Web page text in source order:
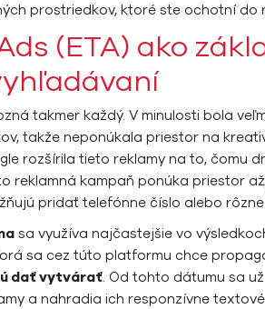
prostriedkov, ktoré ste ochotní do
(ETA) ako
takmer každý. V minulosti bola
takže neponúkala priestor na
rozšírila tieto reklamy na to, čomu
reklamná kampaň ponúka priestor
pridať telefónne číslo alebo
sa využíva najčastejšie vo
sa cez túto platformu chce
dať vytvárať. Od tohto dátumu sa
a nahradia ich responzívne textové